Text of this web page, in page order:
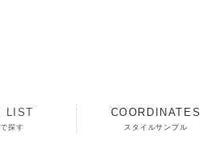
LIST
探す
COORDINATES
スタイルサンプル